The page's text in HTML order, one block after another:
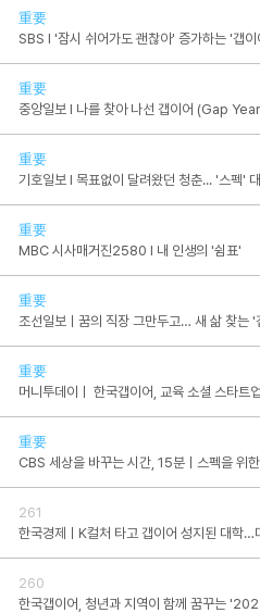
重要
SBS I '잠시 쉬어가도 괜찮아' 증가하는 '갭
重要
중앙일보 I 나를 찾아 나선 갭이어 (Gap
重要
기호일보 I 목표없이 달려왔던 청춘... '스펙'
重要
MBC 시사매거진2580 I 내 인생의 '쉼표'
重要
조선일보ㅣ꿈의 직장 그만두고… 새 삶 찾는 '
重要
머니투데이ㅣ 한국갭이어, 교육 소셜 스타트
重要
261
한국경제ㅣK컬처 타고 갭이어 성지된 대학…
260
한국갭이어, 청년과 지역이 함께 꿈꾸는